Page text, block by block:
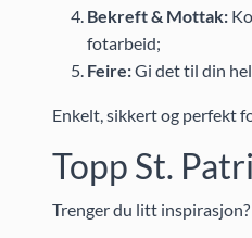
Bekreft & Mottak:
fotarbeid;
Feire:Gi det til din
Enkelt, sikkert og perfekt
Topp St.
Trenger du litt